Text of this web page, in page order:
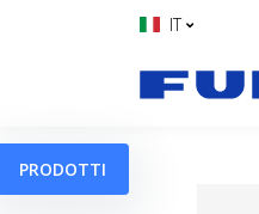
IT
PRODOTTI